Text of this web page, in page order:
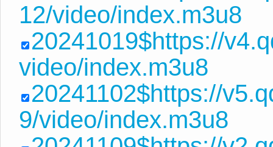
12/video/index.m3u8
20241019$https://
video/index.m3u8
20241102$https://
9/video/index.m3u8